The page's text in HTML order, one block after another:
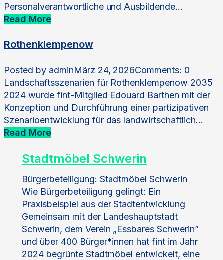
Personalverantwortliche und Ausbildende…
Read More
Rothenklempenow
Posted by adminMärz 24, 2026Comments: 0
Landschaftsszenarien für Rothenklempenow 2035
2024 wurde fint-Mitglied Edouard Barthen mit der
Konzeption und Durchführung einer partizipativen
Szenarioentwicklung für das landwirtschaftlich…
Read More
Stadtmöbel Schwerin
Bürgerbeteiligung: Stadtmöbel Schwerin
Wie Bürgerbeteiligung gelingt: Ein
Praxisbeispiel aus der Stadtentwicklung
Gemeinsam mit der Landeshauptstadt
Schwerin, dem Verein „Essbares Schwerin”
und über 400 Bürger*innen hat fint im Jahr
2024 begrünte Stadtmöbel entwickelt, eine